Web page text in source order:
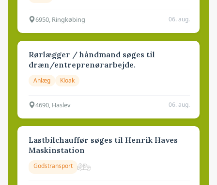
6950, Ringkøbing 06. aug.
Rørlægger / håndmand søges til
dræn/entreprenørarbejde.
Anlæg Kloak
4690, Haslev 06. aug.
Lastbilchauffør søges til Henrik Haves
Maskinstation
Godstransport